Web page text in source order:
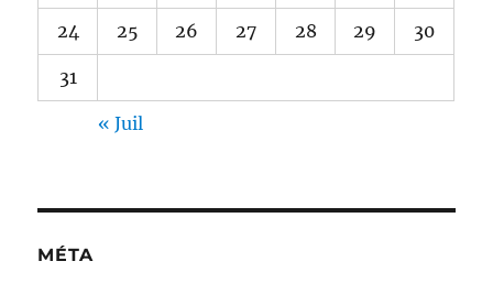
24 25 26 27 28 29 30
31
« Juil
MÉTA